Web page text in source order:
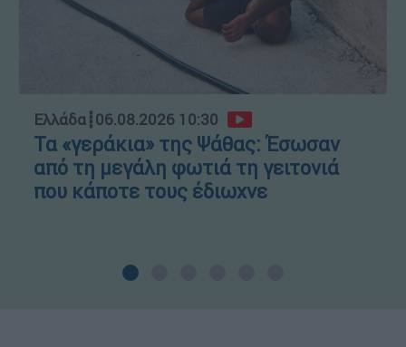
Ελλάδα┋06.08.2026 10:30
Τα «γεράκια» της Ψάθας: Έσωσαν
από τη μεγάλη φωτιά τη γειτονιά
που κάποτε τους έδιωχνε